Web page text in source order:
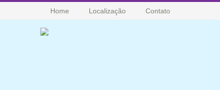
Home Localização Contato